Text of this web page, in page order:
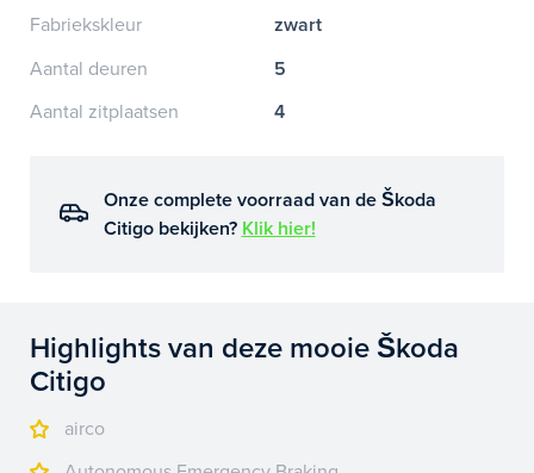
Fabriekskleur
zwart
Aantal deuren
5
Aantal zitplaatsen
4
Onze complete voorraad van de Škoda
Citigo bekijken? Klik hier!
Highlights van deze mooie Škoda
Citigo
airco